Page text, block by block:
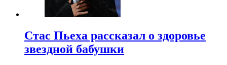
Стас Пьеха рассказал о здоровье
звездной бабушки